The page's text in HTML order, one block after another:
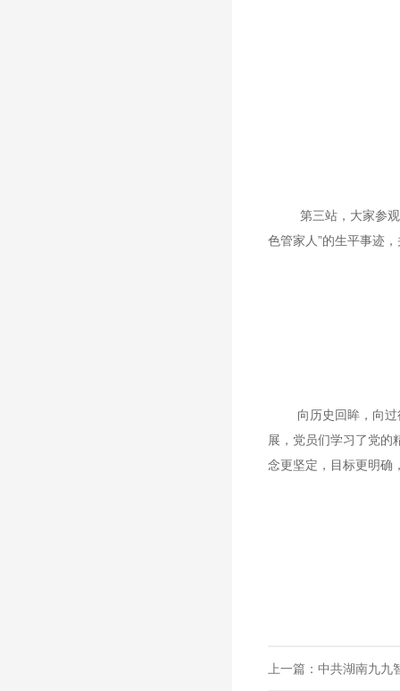
第三站，大家参观
色管家人”的生平事迹
向历史回眸，向
展，党员们学习了党的
念更坚定，目标更明确
上一篇： 中共湖南九九